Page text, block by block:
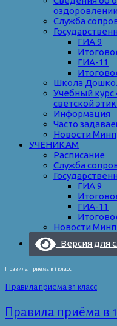
оздоровлении
Служба
ГИА 9
ГИА-11
Школа
Учебный курс
светской
Информация
Часто
Новости
УЧЕНИКАМ
Расписание
Служба
ГИА 9
ГИА-11
Новости
Версия для
Правила приёма в 1 класс
Правила приёма в 1 класс
Правила приёма в